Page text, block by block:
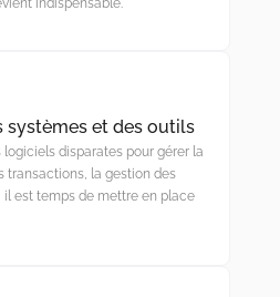
indispensable.
et des outils
disparates pour gérer la
transactions, la gestion des
est temps de mettre en place